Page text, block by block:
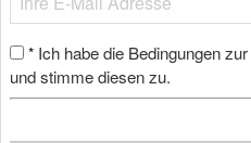
* Ich habe die Bedingungen
und stimme diesen zu.